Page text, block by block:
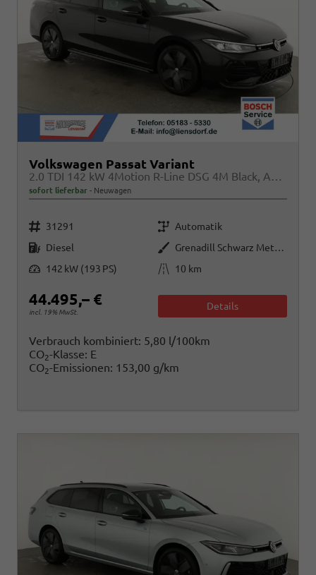
Volkswagen Passat Variant
2.0 TDI 142 kW 4Motion R-Line DSG 4M Black, AHK, IQ.Light, HUD, 19-Zoll, AreaView, Navi, Side
sofort lieferbar Neuwagen
Fahrzeugnr. 31291 Getriebe Automatik
Kraftstoff Diesel Außenfarbe
Grenadill Schwarz Metallic
Leistung
142 kW (193 PS) Kilometerstand 10 km
44.495,– €
incl. 19% MwSt.
Details
Verbrauch kombiniert: 5,80 l/100km
CO2-Klasse: E
CO2-Emissionen: 153,00 g/km